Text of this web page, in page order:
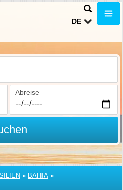
DE
Abreise
» BAHIA »